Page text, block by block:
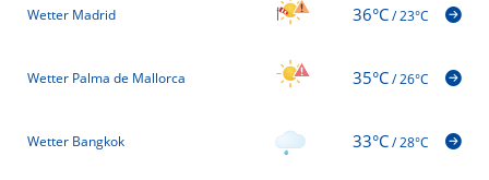
Wetter Madrid 36°C/23°C
Wetter Palma de Mallorca 35°C/26°C
Wetter Bangkok 33°C/28°C